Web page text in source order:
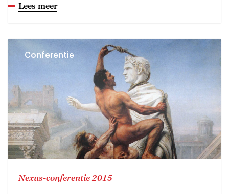
Lees meer
Conferentie
Nexus-conferentie 2015